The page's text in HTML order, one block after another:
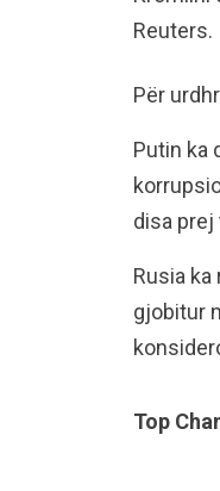
Reuters.
Për
Putin ka
disa
Rusia
gjobitur
Top